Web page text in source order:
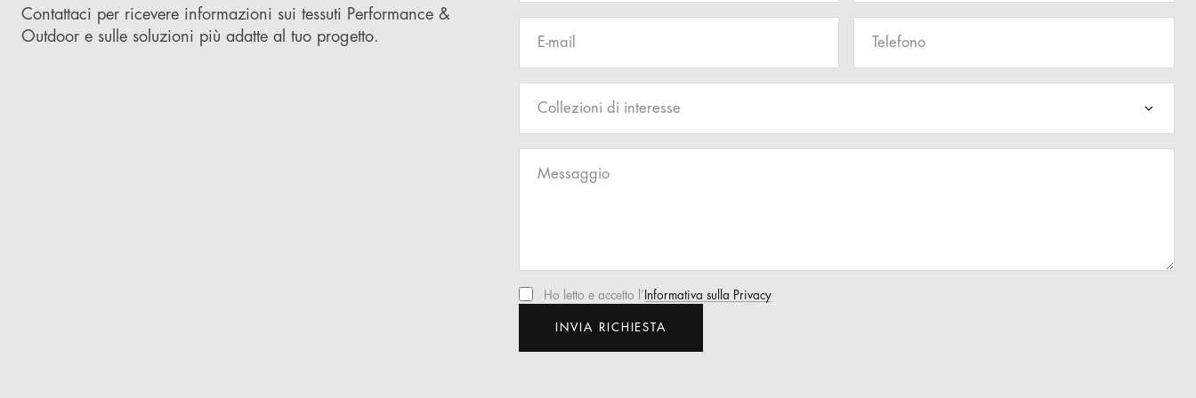
Contattaci per ricevere informazioni sui tessuti Performance &
Outdoor e sulle soluzioni più adatte al tuo progetto.
Collezioni di interesse
Ho letto e accetto l’ Informativa sulla Privacy
INVIA RICHIESTA